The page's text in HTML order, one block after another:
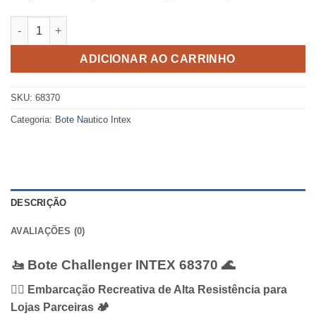
Bote Challenger INTEX 68370 quantidade
ADICIONAR AO CARRINHO
SKU: 68370
Categoria: Bote Nautico Intex
DESCRIÇÃO
AVALIAÇÕES (0)
🚤 Bote Challenger INTEX 68370 🌊
🚣‍♂️ Embarcação Recreativa de Alta Resistência para
Lojas Parceiras 🏕️